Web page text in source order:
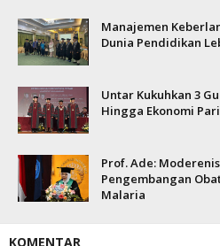
Manajemen
Dunia Pendidikan
Untar Kukuhkan 3
Hingga Ekonomi
Prof. Ade:
Pengembangan
Malaria
KOMENTAR